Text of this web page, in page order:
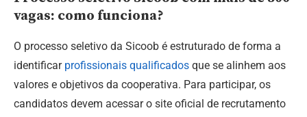
vagas: como funciona?
O processo seletivo da Sicoob é estruturado de forma a
identificar profissionais qualificados que se alinhem aos
valores e objetivos da cooperativa. Para participar, os
candidatos devem acessar o site oficial de recrutamento